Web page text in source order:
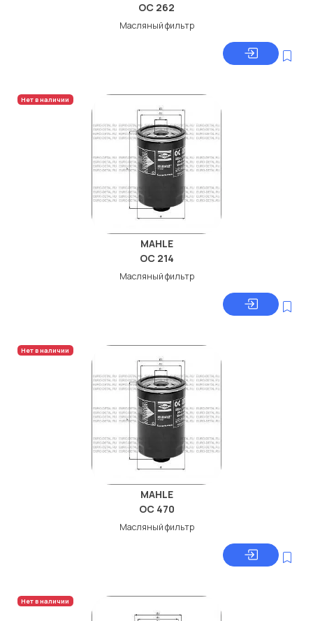
OC 262
Масляный фильтр
Нет в наличии
MAHLE
OC 214
Масляный фильтр
Нет в наличии
MAHLE
OC 470
Масляный фильтр
Нет в наличии